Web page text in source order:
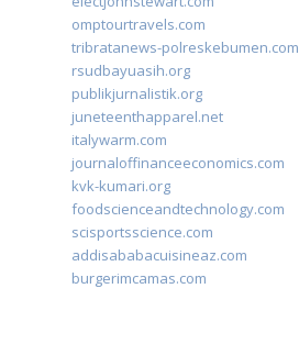
omptourtravels.com
tribratanews-polreskebumen.com
rsudbayuasih.org
publikjurnalistik.org
juneteenthapparel.net
italywarm.com
journaloffinanceeconomics.com
kvk-kumari.org
foodscienceandtechnology.com
scisportsscience.com
addisababacuisineaz.com
burgerimcamas.com